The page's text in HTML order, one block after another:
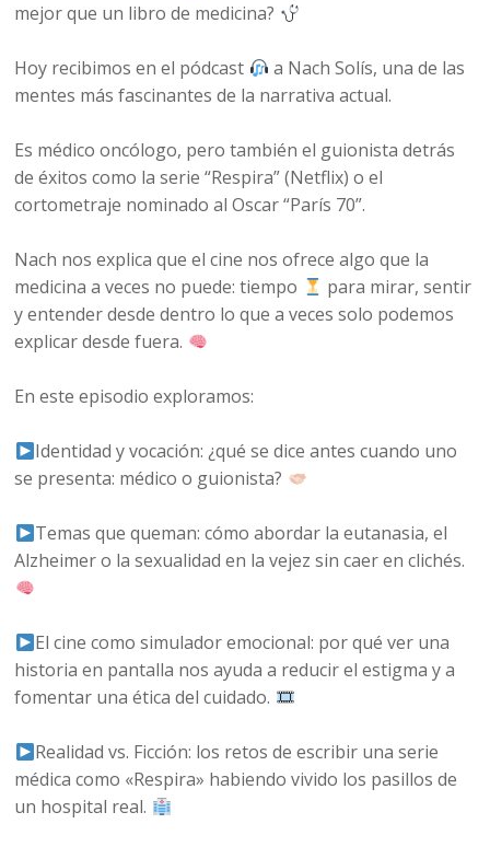
mejor que un libro de medicina?
Hoy recibimos en el pódcast
a Nach Solís, una de las
mentes más fascinantes de la narrativa actual.
Es médico oncólogo, pero también el guionista detrás
de éxitos como la serie “Respira” (Netflix) o el
cortometraje nominado al Oscar “París 70”.
Nach nos explica que el cine nos ofrece algo que la
medicina a veces no puede: tiempo
para mirar, sentir
y entender desde dentro lo que a veces solo podemos
explicar desde fuera.
En este episodio exploramos:
Identidad y vocación: ¿qué se dice antes cuando uno
se presenta: médico o guionista?
Temas que queman: cómo abordar la eutanasia, el
Alzheimer o la sexualidad en la vejez sin caer en clichés.
El cine como simulador emocional: por qué ver una
historia en pantalla nos ayuda a reducir el estigma y a
fomentar una ética del cuidado.
Realidad vs. Ficción: los retos de escribir una serie
médica como «Respira» habiendo vivido los pasillos de
un hospital real.